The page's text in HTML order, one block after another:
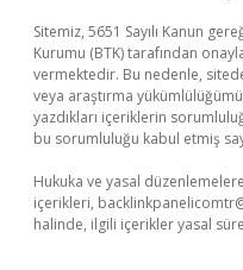
Sitemiz, 5651 Sayılı Kanun
Kurumu (BTK) tarafından
vermektedir. Bu nedenle,
veya araştırma
yazdıkları içeriklerin
bu sorumluluğu kabul etmiş
Hukuka ve yasal
içerikleri,
halinde, ilgili içerikler yasal